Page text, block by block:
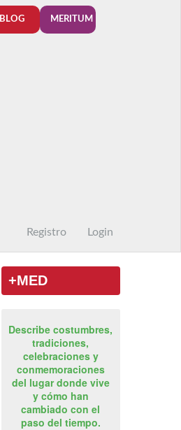
BLOG MERITUM
Registro Login
+MED
Describe costumbres,
tradiciones,
celebraciones y
conmemoraciones
del lugar donde vive
y cómo han
cambiado con el
paso del tiempo.